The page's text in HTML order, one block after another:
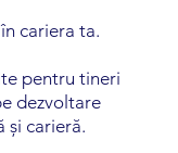
cariera ta.
pentru tineri
dezvoltare
și carieră.